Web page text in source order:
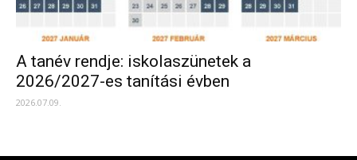
A tanév rendje: iskolaszünetek a
2026/2027-es tanítási évben
2026.07.09.